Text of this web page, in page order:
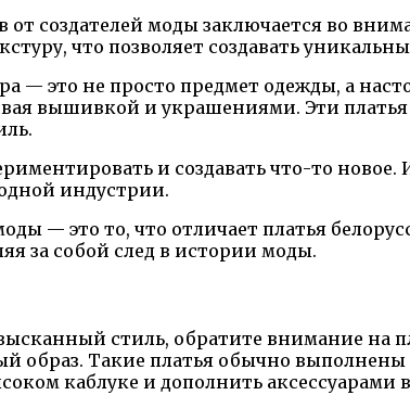
создателей моды заключается во
что позволяет создавать
— это не просто предмет одежды, а
вышивкой и украшениями. Эти
и создавать что-то
индустрии.
— это то, что отличает платья
за собой след в истории моды.
стиль, обратите внимание на
образ. Такие платья обычно
каблуке и дополнить аксессуарами